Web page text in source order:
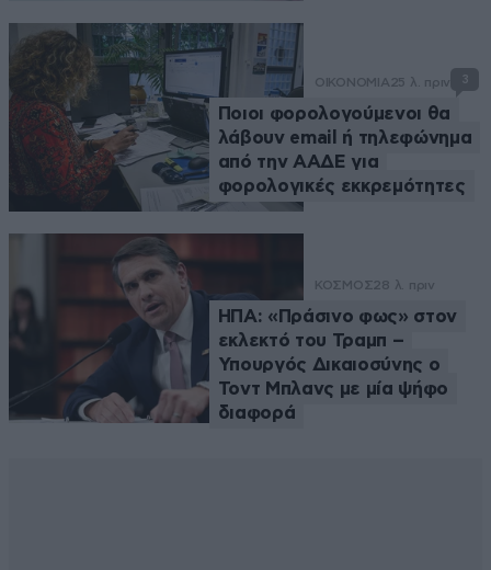
ΟΙΚΟΝΟΜΙΑ 25 λ. πριν 3
Ποιοι φορολογούμενοι θα
λάβουν email ή τηλεφώνημα
από την ΑΑΔΕ για
φορολογικές εκκρεμότητες
ΚΟΣΜΟΣ28 λ. πριν
ΗΠΑ: «Πράσινο φως» στον
εκλεκτό του Τραμπ –
Υπουργός Δικαιοσύνης ο
Τοντ Μπλανς με μία ψήφο
διαφορά